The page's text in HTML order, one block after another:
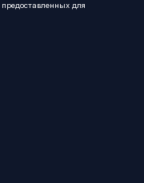
предоставленных для